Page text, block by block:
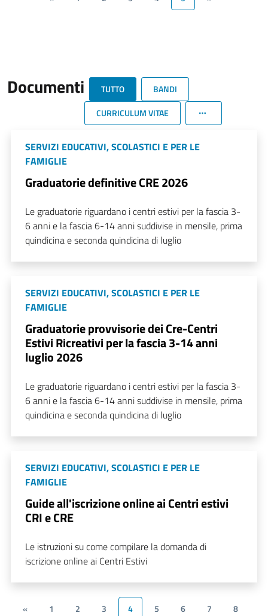
Documenti TUTTO
BANDI
CURRICULUM VITAE
SERVIZI EDUCATIVI, SCOLASTICI E PER LE
FAMIGLIE
Graduatorie definitive CRE 2026
Le graduatorie riguardano i centri estivi per la fascia 3-
6 anni e la fascia 6-14 anni suddivise in mensile, prima
quindicina e seconda quindicina di luglio
SERVIZI EDUCATIVI, SCOLASTICI E PER LE
FAMIGLIE
Graduatorie provvisorie dei Cre-Centri
Estivi Ricreativi per la fascia 3-14 anni
luglio 2026
Le graduatorie riguardano i centri estivi per la fascia 3-
6 anni e la fascia 6-14 anni suddivise in mensile, prima
quindicina e seconda quindicina di luglio
SERVIZI EDUCATIVI, SCOLASTICI E PER LE
FAMIGLIE
Guide all'iscrizione online ai Centri estivi
CRI e CRE
Le istruzioni su come compilare la domanda di
iscrizione online ai Centri Estivi
« 1 2 3 4 5 6 7
8